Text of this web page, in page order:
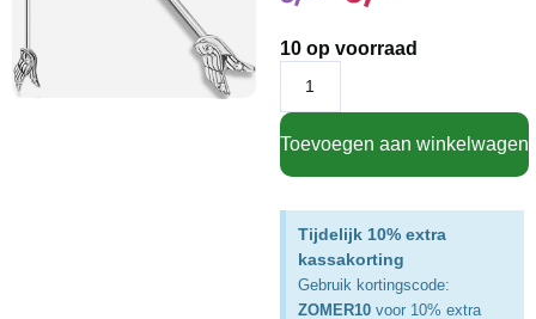
10 op voorraad
Toevoegen aan winkelwagen
Tijdelijk 10% extra
kassakorting
Gebruik kortingscode:
ZOMER10 voor 10% extra